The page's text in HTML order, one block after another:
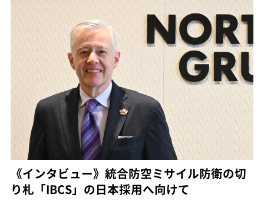
《インタビュー》統合防空ミサイル防衛の切
り札「IBCS」の日本採用へ向けて